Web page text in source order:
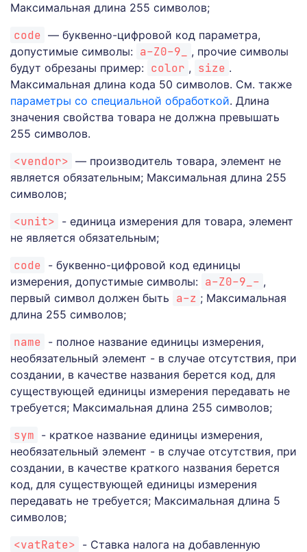
Максимальная длина 255 символов;
code — буквенно-цифровой код параметра,
допустимые символы: a-Z0-9_
, прочие символы
будут обрезаны пример: color , size .
Максимальная длина кода 50 символов. См. также
параметры со специальной обработкой. Длина
значения свойства товара не должна превышать
255 символов.
<vendor> — производитель товара, элемент не
является обязательным; Максимальная длина 255
символов;
<unit> - единица измерения для товара, элемент
не является обязательным;
code - буквенно-цифровой код единицы
измерения, допустимые символы: a-Z0-9_- ,
первый символ должен быть a-z ; Максимальная
длина 255 символов;
name - полное название единицы измерения,
необязательный элемент - в случае отсутствия, при
создании, в качестве названия берется код, для
существующей единицы измерения передавать не
требуется; Максимальная длина 255 символов;
sym - краткое название единицы измерения,
необязательный элемент - в случае отсутствия, при
создании, в качестве краткого названия берется
код, для существующей единицы измерения
передавать не требуется; Максимальная длина 5
символов;
<vatRate> - Ставка налога на добавленную